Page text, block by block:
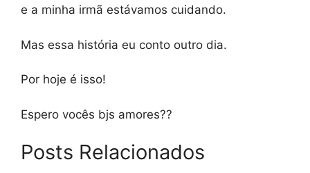
e a minha irmã estávamos cuidando.
Mas essa história eu conto outro dia.
Por hoje é isso!
Espero vocês bjs amores??
Posts Relacionados